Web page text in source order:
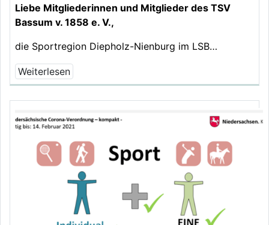
Liebe Mitgliederinnen und Mitglieder des TSV
Bassum v. 1858 e. V.,
die Sportregion Diepholz-Nienburg im LSB…
Weiterlesen